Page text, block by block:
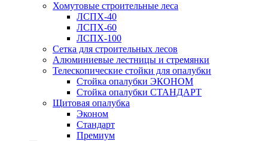
Хомутовые строительные леса
ЛСПХ-40
ЛСПХ-60
ЛСПХ-100
Сетка для строительных лесов
Алюминиевые лестницы и стремянки
Телескопические стойки для опалубки
Стойка опалубки ЭКОНОМ
Стойка опалубки СТАНДАРТ
Щитовая опалубка
Эконом
Стандарт
Премиум